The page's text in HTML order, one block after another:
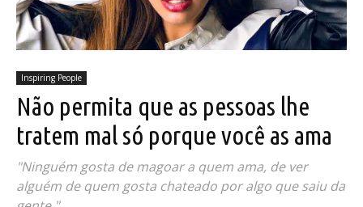
Inspiring People
Não permita que as pessoas lhe
tratem mal só porque você as ama
"Ninguém gosta de magoar a quem ama, de ver
alguém de quem gosta chateado por algo que saiu da